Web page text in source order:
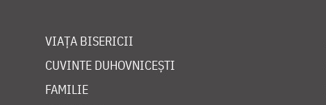
VIAȚA BISERICII
CUVINTE DUHOVNICEȘTI
FAMILIE